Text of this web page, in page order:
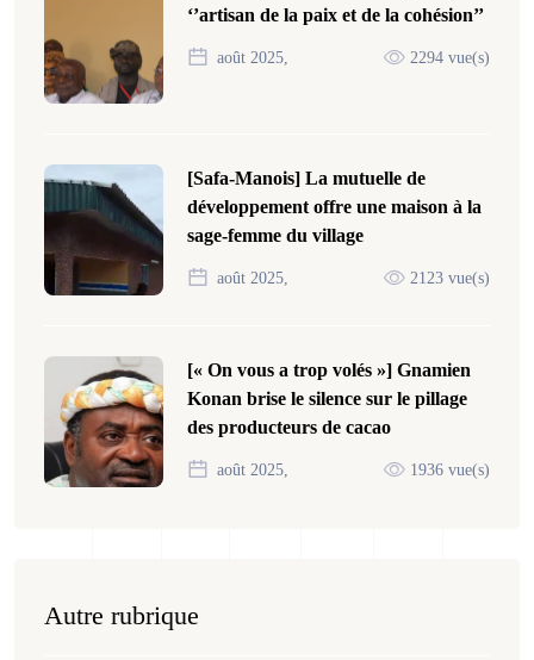
‘’artisan de la paix et de la cohésion’’
août 2025, 2294 vue(s)
[Safa-Manois] La mutuelle de
développement offre une maison à la
sage-femme du village
août 2025, 2123 vue(s)
[« On vous a trop volés »] Gnamien
Konan brise le silence sur le pillage
des producteurs de cacao
août 2025, 1936 vue(s)
Autre rubrique